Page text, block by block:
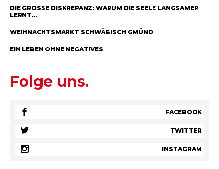
DIE GROSSE DISKREPANZ: WARUM DIE SEELE LANGSAMER L
ERNT…
WEIHNACHTSMARKT SCHWÄBISCH GMÜND
EIN LEBEN OHNE NEGATIVES
Folge uns.
FACEBOOK
TWITTER
INSTAGRAM